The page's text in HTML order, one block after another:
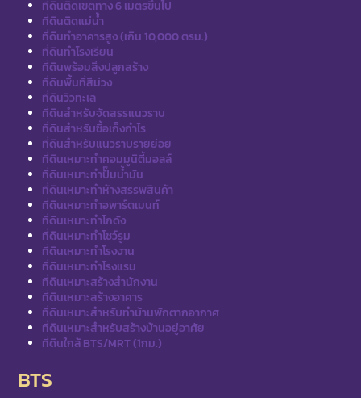
ที่ดินติดเขตทาง 6 เมตรขึ้นไป
ที่ดินติดแม่น้ำ
ที่ดินทำอาคารสูง (เกิน 10,000 ตรม.)
ที่ดินทำโรงเรียน
ที่ดินพร้อมสิ่งปลูกสร้าง
ที่ดินพื้นที่สีม่วง
ที่ดินวิวทะเล
ที่ดินสำหรับจัดสรรแนวราบ
ที่ดินสำหรับซื้อเก็งกำไร
ที่ดินสำหรับแนวราบรายย่อย
ที่ดินเหมาะทำคอมมูนิตี้มอลล์
ที่ดินเหมาะทำปั๊มน้ำมัน
ที่ดินเหมาะทำห้างสรรพสินค้า
ที่ดินเหมาะทำอพาร์ตเมนท์
ที่ดินเหมาะทำโกดัง
ที่ดินเหมาะทำโชว์รูม
ที่ดินเหมาะทำโรงงาน
ที่ดินเหมาะทำโรงแรม
ที่ดินเหมาะสร้างสำนักงาน
ที่ดินเหมาะสร้างอาคาร
ที่ดินเหมาะสำหรับทำบ้านพักตากอากาศ
ที่ดินเหมาะสำหรับสร้างบ้านอยู่อาศัย
ที่ดินใกล้ BTS/MRT (1กม.)
BTS